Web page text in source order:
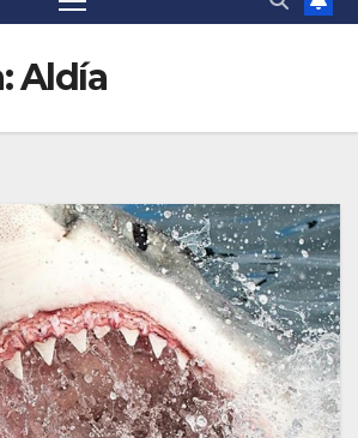
Aldía